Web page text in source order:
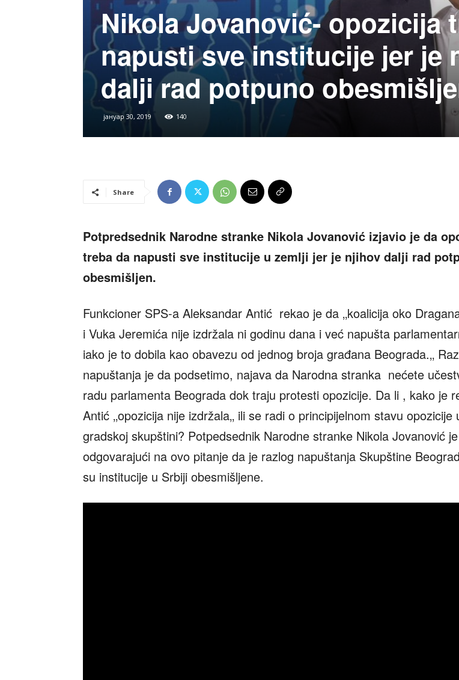
Nikola Jovanović- opozicija
napusti sve institucije jer je
dalji rad potpuno
јануар 30, 2019 140
Share
Potpredsednik Narodne stranke Nikola Jovanović izjavio je da
treba da napusti sve institucije u zemlji jer je njihov dalji rad
obesmišljen.
Funkcioner SPS-a Aleksandar Antić rekao je da ‚‚koalicija oko
i Vuka Jeremića nije izdržala ni godinu dana i već napušta
iako je to dobila kao obavezu od jednog broja građana Beograda.‚‚
napuštanja je da podsetimo, najava da Narodna stranka nećete
radu parlamenta Beograda dok traju protesti opozicije. Da li , kako je
Antić ‚‚opozicija nije izdržala‚‚ ili se radi o principijelnom stavu opozicije
gradskoj skupštini? Potpedsednik Narodne stranke Nikola Jovanović
odgovarajući na ovo pitanje da je razlog napuštanja Skupštine
su institucije u Srbiji obesmišljene.